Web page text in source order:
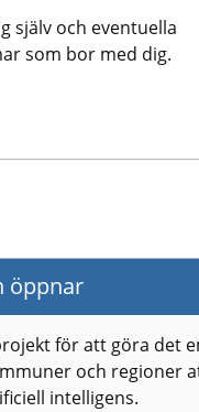
själv och eventuella
som bor med dig.
öppnar
för att göra det
och regioner
intelligens.